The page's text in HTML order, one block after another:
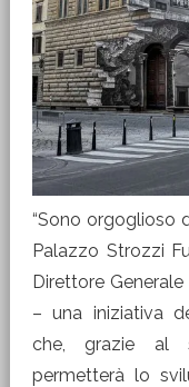
“Sono orgoglioso
Palazzo Strozzi
Direttore
– una iniziativa
che, grazie al
permetterà lo